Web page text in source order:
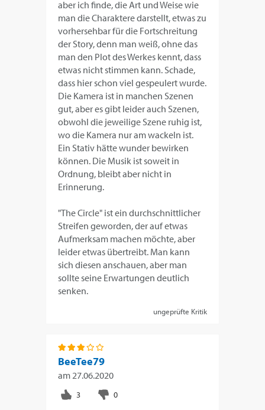
aber ich finde, die Art und Weise wie
man die Charaktere darstellt, etwas zu
vorhersehbar für die Fortschreitung
der Story, denn man weiß, ohne das
man den Plot des Werkes kennt, dass
etwas nicht stimmen kann. Schade,
dass hier schon viel gespeulert wurde.
Die Kamera ist in manchen Szenen
gut, aber es gibt leider auch Szenen,
obwohl die jeweilige Szene ruhig ist,
wo die Kamera nur am wackeln ist.
Ein Stativ hätte wunder bewirken
können. Die Musik ist soweit in
Ordnung, bleibt aber nicht in
Erinnerung.
"The Circle" ist ein durchschnittlicher
Streifen geworden, der auf etwas
Aufmerksam machen möchte, aber
leider etwas übertreibt. Man kann
sich diesen anschauen, aber man
sollte seine Erwartungen deutlich
senken.
ungeprüfte Kritik
BeeTee79
am27.06.2020